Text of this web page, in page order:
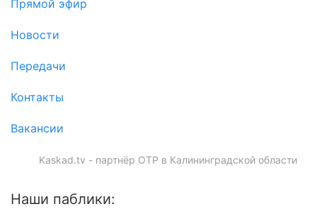
Прямой эфир
Новости
Передачи
Контакты
Вакансии
Kaskad.tv - партнёр ОТР в Калининградской области
Наши паблики: